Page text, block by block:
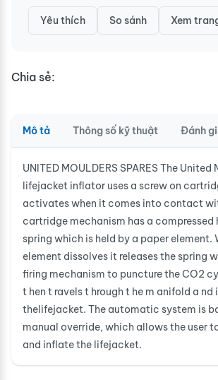
Yêu thích So sánh Xem
Chia sẻ:
Mô tả Thông số kỹ thuật Đánh
UNITED MOULDERS SPARES The
lifejacket inflator uses a screw on
activates when it comes into contact
cartridge mechanism has a compressed
spring which is held by a paper element.
element dissolves it releases the spring
firing mechanism to puncture the CO2
t hen t ravels t hrough t he m anifold a nd
thelifejacket. The automatic system is
manual override, which allows the user
and inflate the lifejacket.